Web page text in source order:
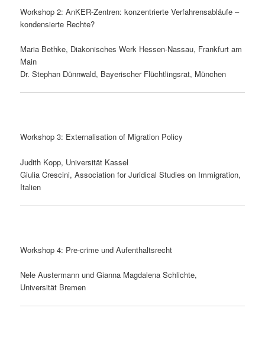
Workshop 2: AnKER-Zentren: konzentrierte Verfahrensabläufe –
kondensierte Rechte?
Maria Bethke, Diakonisches Werk Hessen-Nassau, Frankfurt am
Main
Dr. Stephan Dünnwald, Bayerischer Flüchtlingsrat, München
Workshop 3: Externalisation of Migration Policy
Judith Kopp, Universität Kassel
Giulia Crescini, Association for Juridical Studies on Immigration,
Italien
Workshop 4: Pre-crime und Aufenthaltsrecht
Nele Austermann und Gianna Magdalena Schlichte,
Universität Bremen